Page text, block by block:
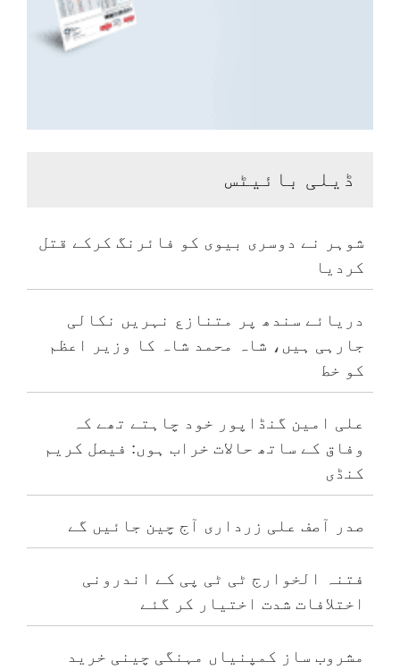
ڈیلی بائیٹس
شوہر نے دوسری بیوی کو فائرنگ کرکے قتل
کردیا
دریائے سندھ پر متنازع نہریں نکالی
جارہی ہیں، شاہ محمد شاہ کا وزیر اعظم
کو خط
علی امین گنڈاپور خود چاہتے تھے کہ
وفاق کے ساتھ حالات خراب ہوں: فیصل کریم
کنڈی
صدر آصف علی زرداری آج چین جائیں گے
فتنہ الخوارج ٹی ٹی پی کے اندرونی
اختلافات شدت اختیار کر گئے
مشروب ساز کمپنیاں مہنگی چینی خرید